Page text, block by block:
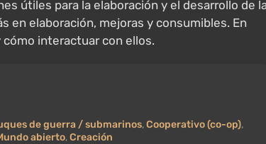
útiles para la elaboración y el desarrollo de
en elaboración, mejoras y consumibles. En
interactuar con ellos.
de guerra / submarinos,Cooperativo (co-op),
abierto,Creación